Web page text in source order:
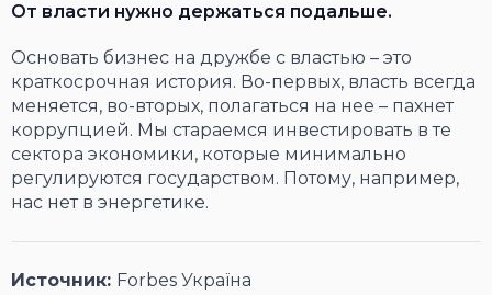
От власти нужно держаться подальше.
Основать бизнес на дружбе с властью – это
краткосрочная история. Во-первых, власть всегда
меняется, во-вторых, полагаться на нее – пахнет
коррупцией. Мы стараемся инвестировать в те
сектора экономики, которые минимально
регулируются государством. Потому, например,
нас нет в энергетике.
Источник: Forbes Україна